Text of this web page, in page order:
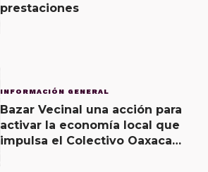
prestaciones
INFORMACIÓN GENERAL
Bazar Vecinal una acción para
activar la economía local que
impulsa el Colectivo Oaxaca